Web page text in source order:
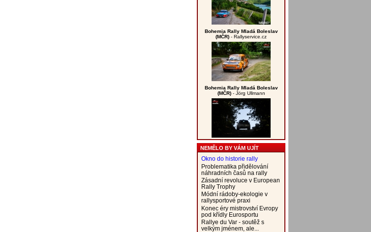
Bohemia Rally Mladá Boleslav
(MČR) - Rallyservice.cz
Bohemia Rally Mladá Boleslav
(MČR)- Jörg Ullmann
NEMĚLO BY VÁM UJÍT
Okno do historie rally
Problematika přidělování
náhradních časů na rally
Zásadní revoluce v European
Rally Trophy
Módní rádoby-ekologie v
rallysportové praxi
Konec éry mistrovství Evropy
pod křídly Eurosportu
Rallye du Var - soutěž s
velkým jménem, ale...